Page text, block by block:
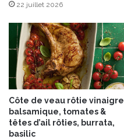
n
v
e
u
r
s
22 juillet 2026
Côte de veau rôtie vinaigre
balsamique, tomates &
têtes d’ail rôties, burrata,
basilic